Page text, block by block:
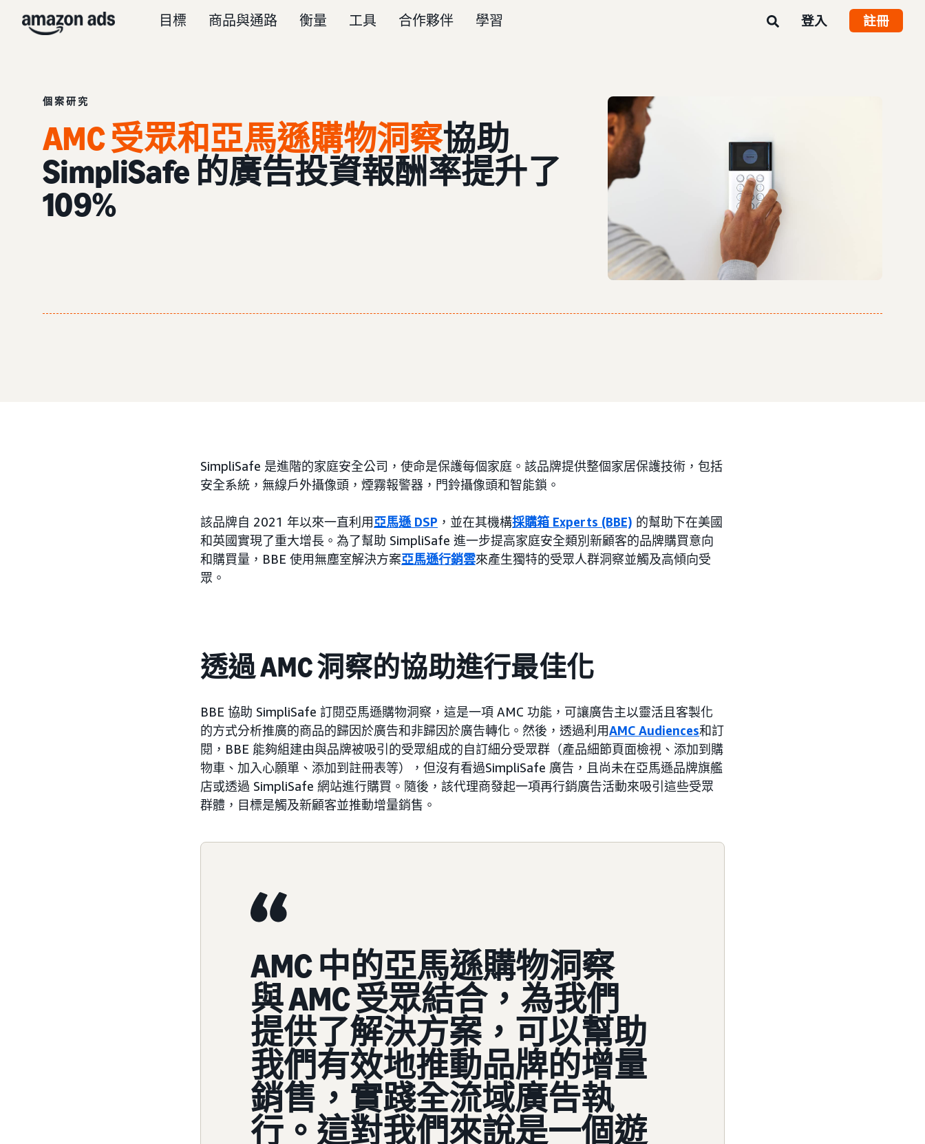
目標 商品與通路 衡量 工具 合作夥伴 學習 登入 註冊
個案研究
AMC 受眾和亞馬遜購物洞察協助
SimpliSafe 的廣告投資報酬率提升了
109%
SimpliSafe 是進階的家庭安全公司，使命是保護每個家庭。該品牌提供整個家居保護技術，包括
安全系統，無線戶外攝像頭，煙霧報警器，門鈴攝像頭和智能鎖。
該品牌自 2021 年以來一直利用亞馬遜 DSP ，並在其機構採購箱 Experts (BBE) 的幫助下在美國
和英國實現了重大增長。為了幫助 SimpliSafe 進一步提高家庭安全類別新顧客的品牌購買意向
和購買量，BBE 使用無塵室解決方案亞馬遜行銷雲來產生獨特的受眾人群洞察並觸及高傾向受
眾。
透過 AMC 洞察的協助進行最佳化
BBE 協助 SimpliSafe 訂閱亞馬遜購物洞察，這是一項 AMC 功能，可讓廣告主以靈活且客製化
的方式分析推廣的商品的歸因於廣告和非歸因於廣告轉化。然後，透過利用AMC Audiences和訂
閱，BBE 能夠組建由與品牌被吸引的受眾組成的自訂細分受眾群（產品細節頁面檢視、添加到購
物車、加入心願單、添加到註冊表等），但沒有看過SimpliSafe 廣告，且尚未在亞馬遜品牌旗艦
店或透過 SimpliSafe 網站進行購買。隨後，該代理商發起一項再行銷廣告活動來吸引這些受眾
群體，目標是觸及新顧客並推動增量銷售。
AMC 中的亞馬遜購物洞察
與 AMC 受眾結合，為我們
提供了解決方案，可以幫助
我們有效地推動品牌的增量
銷售，實踐全流域廣告執
行。這對我們來說是一個遊